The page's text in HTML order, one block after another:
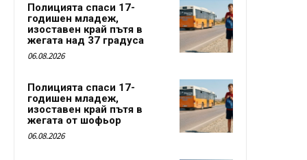
Полицията спаси 17-
годишен младеж,
изоставен край пътя в
жегата над 37 градуса
06.08.2026
Полицията спаси 17-
годишен младеж,
изоставен край пътя в
жегата от шофьор
06.08.2026